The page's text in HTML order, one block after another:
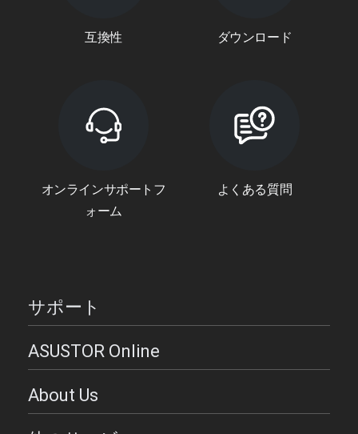
互換性 ダウンロード
オンラインサポートフ
ォーム
よくある質問
サポート
ASUSTOR Online
About Us